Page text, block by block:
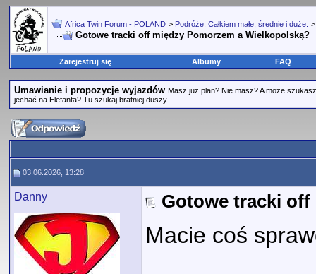
Africa Twin Forum - POLAND > Podróże. Całkiem małe, średnie i duże.
Gotowe tracki off między Pomorzem a Wielkopolską?
Zarejestruj się Albumy FAQ
Umawianie i propozycje wyjazdów Masz już plan? Nie masz? A może
jechać na Elefanta? Tu szukaj bratniej duszy...
03.06.2026, 13:28
Danny Gotowe tracki off
Macie coś